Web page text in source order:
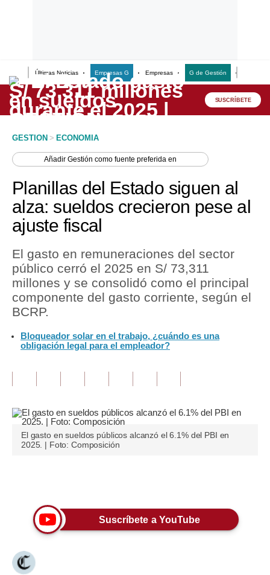
Últimas Noticias Empresas G Empresas G de Gestión
Lo último
Peru Quiosco
Economía
Mercados
Política
Finanzas Personales
Inmobiliarias
Opinión
Editorial
Pregunta de hoy
Lujo
Viajes
Moda
SUSCRÍBETE
GESTION > ECONOMIA
AñadirGestión como fuente preferida en
Planillas del Estado siguen al
alza: sueldos crecieron pese al
ajuste fiscal
El gasto en remuneraciones del sector
público cerró el 2025 en S/ 73,311
millones y se consolidó como el principal
componente del gasto corriente, según el
BCRP.
Bloqueador solar en el trabajo, ¿cuándo es una
obligación legal para el empleador?
El gasto en sueldos públicos alcanzó el 6.1% del PBI en
2025. | Foto: Composición
Suscríbete a YouTube